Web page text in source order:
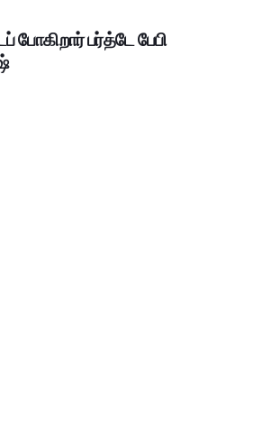
போகிறார் பர்த்டே பேபி